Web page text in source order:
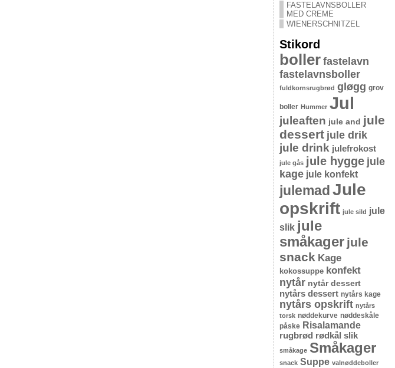
FASTELAVNSBOLLER
MED CREME
WIENERSCHNITZEL
Stikord
boller fastelavn
fastelavnsboller
fuldkornsrugbrød gløgg grov
boller Hummer Jul
juleaften jule and jule
dessert jule drik
jule drink julefrokost
jule gås jule hygge jule
kage jule konfekt
julemad Jule
opskrift jule sild jule
slik jule
småkager jule
snack Kage
kokossuppe konfekt
nytår nytår dessert
nytårs dessert nytårs kage
nytårs opskrift nytårs
torsk nøddekurve nøddeskåle
påske Risalamande
rugbrød rødkål slik
småkage Småkager
snack Suppe valnøddeboller